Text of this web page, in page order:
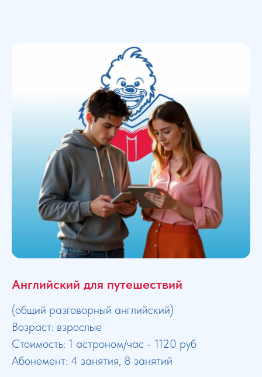
Английский для путешествий
(общий разговорный английский)
Возраст: взрослые
Стоимость: 1 астроном/час - 1120 руб
Абонемент: 4 занятия, 8 занятий